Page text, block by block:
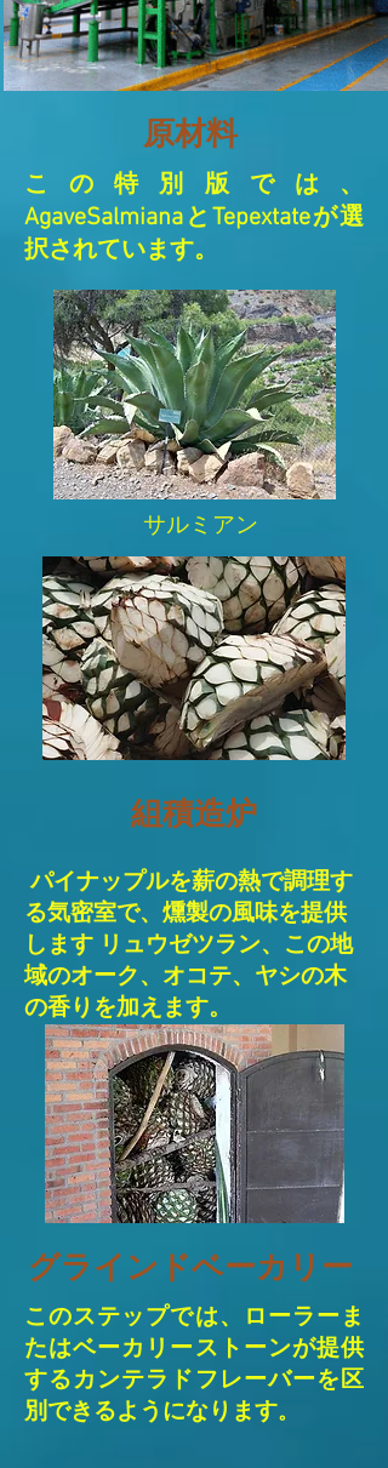
原材料
この特別版では、
AgaveSalmianaとTepextateが選
択されています。
サルミアン
組積造炉
パイナップルを薪の熱で調理す
る気密室で、燻製の風味を提供
します リュウゼツラン、この地
域のオーク、オコテ、ヤシの木
の香りを加えます。
グラインドベーカリー
このステップでは、ローラーま
たはベーカリーストーンが提供
するカンテラドフレーバーを区
別できるようになります。